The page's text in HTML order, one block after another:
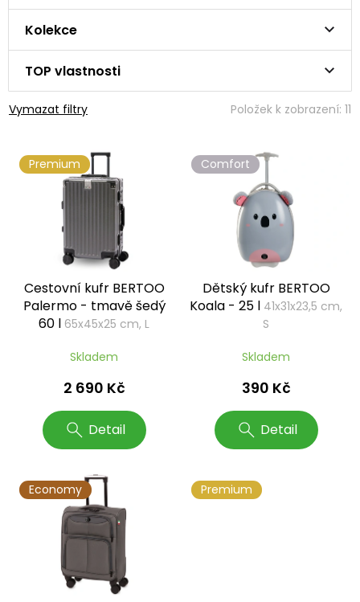
Kolekce
TOP vlastnosti
Vymazat filtry Položek k zobrazení: 11
Premium
Cestovní kufr BERTOO
Palermo - tmavě šedý
60 l 65x45x25 cm, L
Skladem
2 690 Kč
Detail
Comfort
Dětský kufr BERTOO
Koala - 25 l 41x31x23,5 cm,
S
Skladem
390 Kč
Detail
Economy Premium